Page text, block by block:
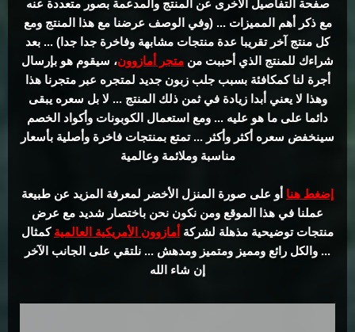
صفحة التفاصيل الأخرى عن المنتج والمدعمة بصور متعددة عنه
مع ذكر أهم المميزات ... (وفي الوصف عرضنا مع هذا المنتج ومع
كل منتج آخر تقريبا عدة منتجات مشابهة وفاخرة جدا جدا) ... بعد
شراءك للمنتج الذي أحببت من متجر أمازوون، سيقوم هو بإرسال
أجرة لنا كمكافئة بسبب جلب زبون جديد لمتجره عبر متجرنا هذا
وهذا لا يعني أبدا زيادة في ثمن ذلك المنتج ... لا بل سعره يبقى
دائما على ما هو عليه ... ومع استعمال الكوبونات وأكواد الخصم
سينخفض سعره أكثر وأكثر ... تمتع بمنتجات فاخرة وأصلية بأسعار
مناسبة وملائمة وعالمية
إضغط هنا أو على صورة المنزل الأخضر لمعرفة المزيد عن طبيعة
عملنا في هذا الموقع ومن نكون نحن باختصار شديد مع عرض
منتجات توضيحية مذهلة لشركة أمازوون الأمريكية العالمية كمثال
... والكل رائع ومميز ومتميز ومدهش ... نلتقي على الجانب الآخر
إن شاء الله